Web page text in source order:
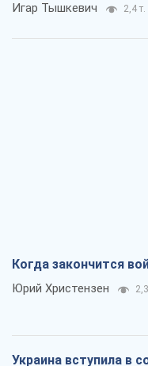
Игар Тышкевич 2,4 т.
Когда закончится
Юрий Христензен
Украина вступила в